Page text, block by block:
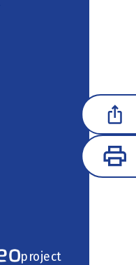
project